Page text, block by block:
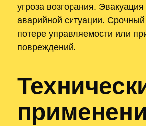
угроза возгорания.
аварийной ситуации. Срочный
потере управляемости или
повреждений.